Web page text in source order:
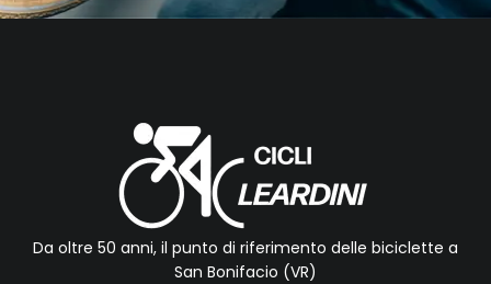
Da oltre 50 anni, il punto di riferimento delle biciclette a
San Bonifacio (VR)